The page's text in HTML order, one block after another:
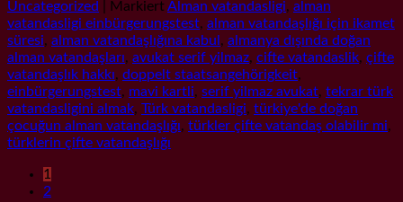
Uncategorized
MarkiertAlman vatandasligi, alman
vatandasligi einbürgerungstest, alman vatandaşlığı için ikamet
süresi, alman vatandaşlığına kabul , almanya dışında doğan
alman vatandaşları, avukat serif yilmaz, cifte vatandaslik, çifte
vatandaşlık hakkı, doppelt staatsangehörigkeit,
einbürgerungstest, mavi kartli, serif yilmaz avukat, tekrar türk
vatandasligini almak, Türk vatandasligi, türkiye'de doğan
çocuğun alman vatandaşlığı, türkler çifte vatandaş olabilir mi,
türklerin çifte vatandaşlığı
1
2